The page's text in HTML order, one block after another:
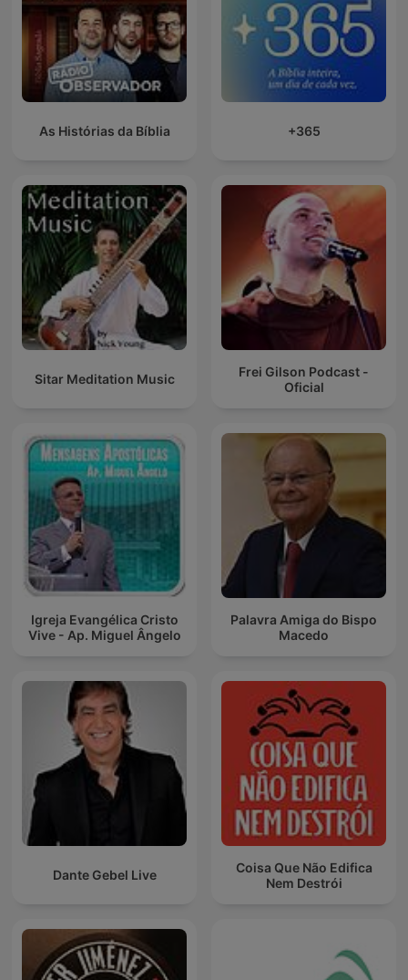
As Histórias da Bíblia +365
Sitar Meditation Music
Frei Gilson Podcast -
Oficial
Igreja Evangélica Cristo
Vive - Ap. Miguel Ângelo
Palavra Amiga do Bispo
Macedo
Dante Gebel Live
Coisa Que Não Edifica
Nem Destrói